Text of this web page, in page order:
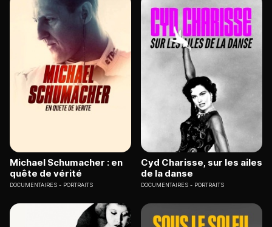
Michael Schumacher : en
quête de vérité
DOCUMENTAIRES PORTRAITS
Cyd Charisse, sur les ailes
de la danse
DOCUMENTAIRES PORTRAITS